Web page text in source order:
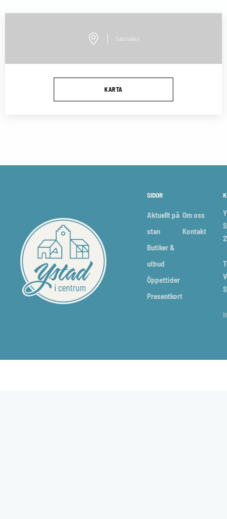
Saluhallen
KARTA
SIDOR
Aktuellt på
stan
Butiker &
utbud
Öppettider
Presentkort
Om oss
Kontakt